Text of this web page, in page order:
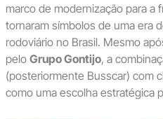
marco de modernização para a
tornaram símbolos de uma era
rodoviário no Brasil. Mesmo
pelo Grupo Gontijo, a
(posteriormente Busscar) com
como uma escolha estratégica